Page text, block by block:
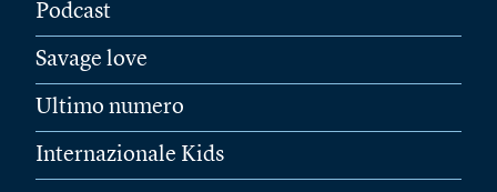
Podcast
Savage love
Ultimo numero
Internazionale Kids